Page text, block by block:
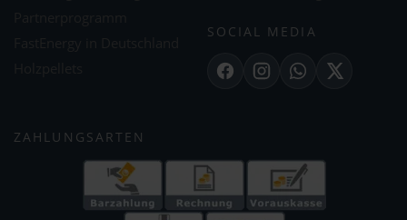
SOCIAL MEDIA
FacebookInstagramWhatsApp
X
ZAHLUNGSARTEN